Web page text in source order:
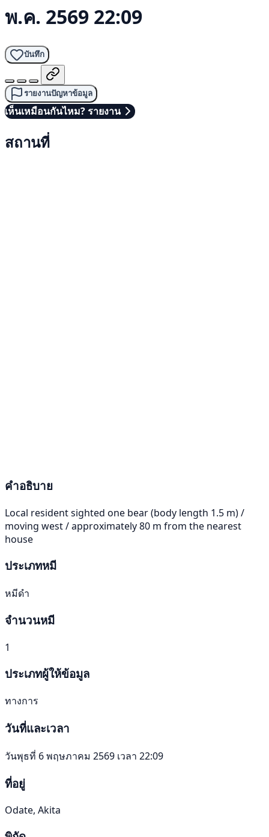
พ.ค. 2569 22:09
บันทึก
รายงานปัญหาข้อมูล
เห็นเหมือนกันไหม? รายงาน
สถานที่
คำอธิบาย
Local resident sighted one bear (body length 1.5 m) /
moving west / approximately 80 m from the nearest
house
ประเภทหมี
หมีดำ
จำนวนหมี
1
ประเภทผู้ให้ข้อมูล
ทางการ
วันที่และเวลา
วันพุธที่ 6 พฤษภาคม 2569 เวลา 22:09
ที่อยู่
Odate, Akita